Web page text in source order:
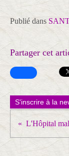
Publié dans
Partager cet
S'inscrire à la